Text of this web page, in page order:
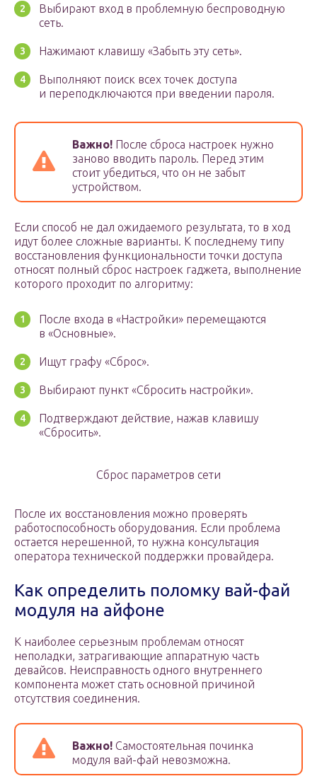
Выбирают вход в проблемную беспроводную
сеть.
Нажимают клавишу «Забыть эту сеть».
Выполняют поиск всех точек доступа
и переподключаются при введении пароля.
Важно! После сброса настроек нужно
заново вводить пароль. Перед этим
стоит убедиться, что он не забыт
устройством.
Если способ не дал ожидаемого результата, то в ход
идут более сложные варианты. К последнему типу
восстановления функциональности точки доступа
относят полный сброс настроек гаджета, выполнение
которого проходит по алгоритму:
После входа в «Настройки» перемещаются
в «Основные».
Ищут графу «Сброс».
Выбирают пункт «Сбросить настройки».
Подтверждают действие, нажав клавишу
«Сбросить».
Сброс параметров сети
После их восстановления можно проверять
работоспособность оборудования. Если проблема
остается нерешенной, то нужна консультация
оператора технической поддержки провайдера.
Как определить поломку вай-фай
модуля на айфоне
К наиболее серьезным проблемам относят
неполадки, затрагивающие аппаратную часть
девайсов. Неисправность одного внутреннего
компонента может стать основной причиной
отсутствия соединения.
Важно! Самостоятельная починка
модуля вай-фай невозможна.